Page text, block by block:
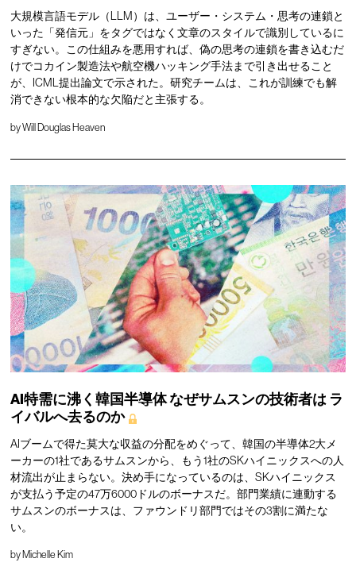
大規模言語モデル（LLM）は、ユーザー・システム・思考の連鎖と
いった「発信元」をタグではなく文章のスタイルで識別しているに
すぎない。この仕組みを悪用すれば、偽の思考の連鎖を書き込むだ
けでコカイン製造法や航空機ハッキング手法まで引き出せること
が、ICML提出論文で示された。研究チームは、これが訓練でも解
消できない根本的な欠陥だと主張する。
byWill Douglas Heaven
AI特需に沸く韓国半導体なぜサムスンの技術者は ラ
イバルへ去るのか
AIブームで得た莫大な収益の分配をめぐって、韓国の半導体2大メ
ーカーの1社であるサムスンから、もう1社のSKハイニックスへの人
材流出が止まらない。決め手になっているのは、SKハイニックス
が支払う予定の47万6000ドルのボーナスだ。部門業績に連動する
サムスンのボーナスは、ファウンドリ部門ではその3割に満たな
い。
by Michelle Kim